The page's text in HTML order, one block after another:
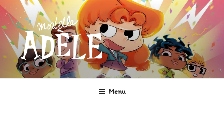
Aller
au
contenu
principal
MORTELLE ADÈLE
Héroïne de Bande dessinée
Menu